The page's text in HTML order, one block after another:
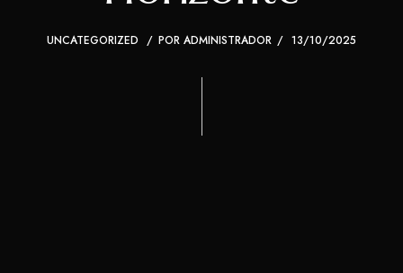
UNCATEGORIZED POR ADMINISTRADOR 13/10/2025